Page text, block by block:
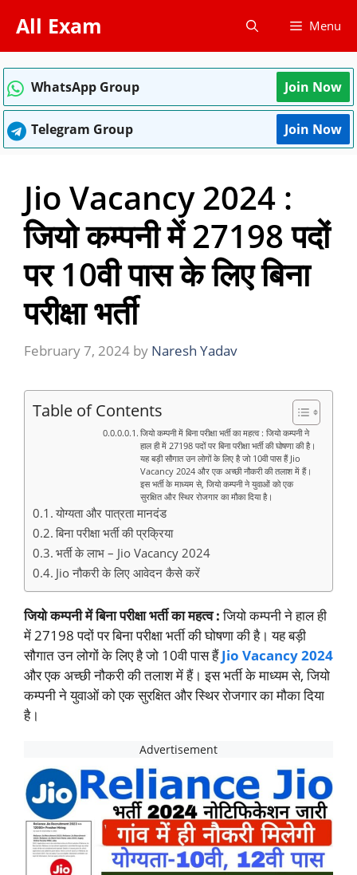
content
All Exam Menu
WhatsApp Group Join Now
Telegram Group Join Now
Jio Vacancy 2024 :
जियो कम्पनी में 27198 पदों
पर 10वी पास के लिए बिना
परीक्षा भर्ती
February 7, 2024 by Naresh Yadav
Table of Contents
जियो कम्पनी में बिना परीक्षा भर्ती का महत्व : जियो कम्पनी ने
हाल ही में 27198 पदों पर बिना परीक्षा भर्ती की घोषणा की है।
यह बड़ी सौगात उन लोगों के लिए है जो 10वी पास हैं Jio
Vacancy 2024 और एक अच्छी नौकरी की तलाश में हैं।
इस भर्ती के माध्यम से, जियो कम्पनी ने युवाओं को एक
सुरक्षित और स्थिर रोजगार का मौका दिया है।
योग्यता और पात्रता मानदंड
बिना परीक्षा भर्ती की प्रक्रिया
भर्ती के लाभ – Jio Vacancy 2024
Jio नौकरी के लिए आवेदन कैसे करें
जियो कम्पनी में बिना परीक्षा भर्ती का महत्व :जियो कम्पनी ने हाल ही
में 27198 पदों पर बिना परीक्षा भर्ती की घोषणा की है। यह बड़ी
सौगात उन लोगों के लिए है जो 10वी पास हैंJio Vacancy 2024
और एक अच्छी नौकरी की तलाश में हैं। इस भर्ती के माध्यम से, जियो
कम्पनी ने युवाओं को एक सुरक्षित और स्थिर रोजगार का मौका दिया
है।